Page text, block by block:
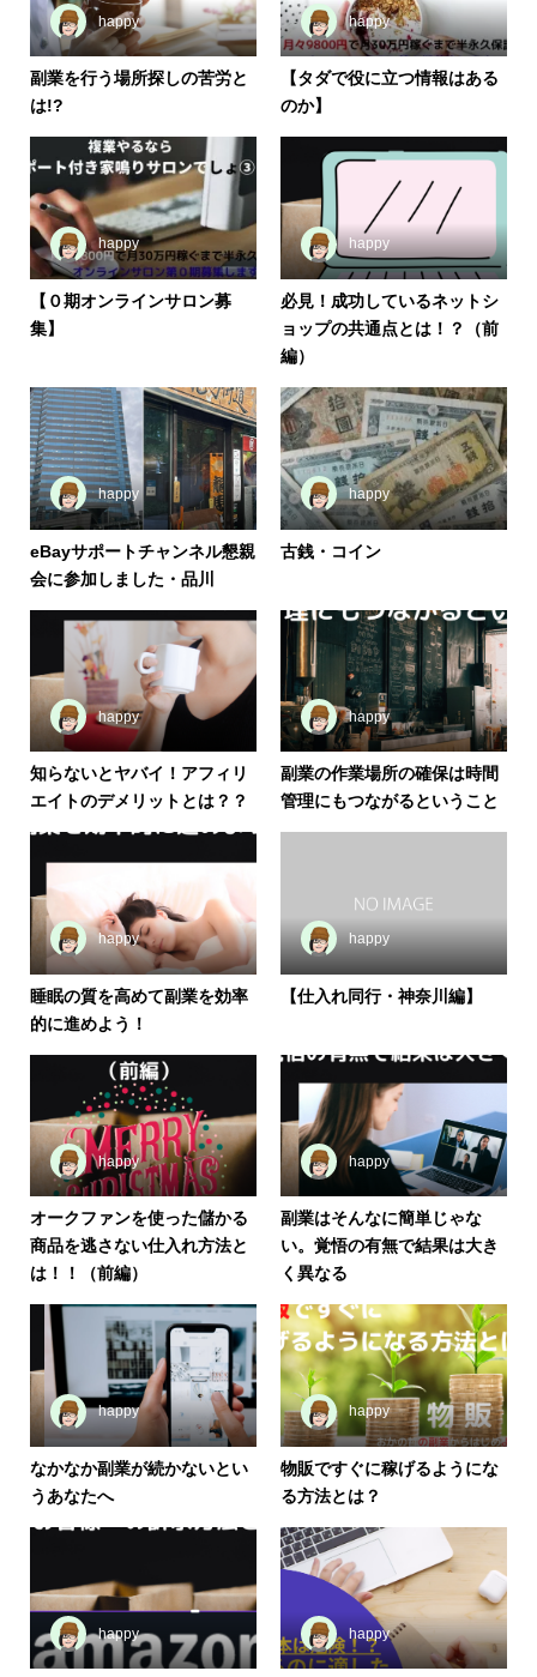
happy
副業を行う場所探しの苦労と
は!?
happy
【タダで役に立つ情報はある
のか】
happy
【０期オンラインサロン募
集】
happy
必見！成功しているネットシ
ョップの共通点とは！？（前
編）
happy
eBayサポートチャンネル懇親
会に参加しました・品川
happy
古銭・コイン
happy
知らないとヤバイ！アフィリ
エイトのデメリットとは？？
happy
副業の作業場所の確保は時間
管理にもつながるということ
happy
睡眠の質を高めて副業を効率
的に進めよう！
happy
【仕入れ同行・神奈川編】
happy
オークファンを使った儲かる
商品を逃さない仕入れ方法と
は！！（前編）
happy
副業はそんなに簡単じゃな
い。覚悟の有無で結果は大き
く異なる
happy
なかなか副業が続かないとい
うあなたへ
happy
物販ですぐに稼げるようにな
る方法とは？
happy happy